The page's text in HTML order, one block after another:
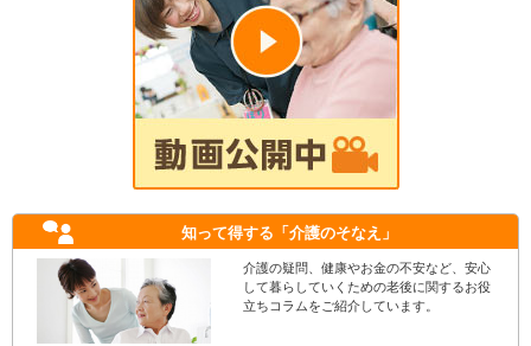
知って得する 「介護のそなえ」
介護の疑問、健康やお金の不安など、安心
して暮らしていくための老後に関するお役
立ちコラムをご紹介しています。